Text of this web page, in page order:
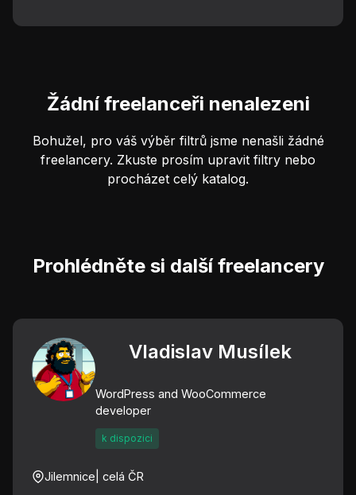
Žádní freelanceři nenalezeni
Bohužel, pro váš výběr filtrů jsme nenašli žádné
freelancery. Zkuste prosím upravit filtry nebo
procházet celý katalog.
Prohlédněte si další freelancery
Vladislav Musílek
WordPress and WooCommerce
developer
k dispozici
Jilemnice | celá ČR